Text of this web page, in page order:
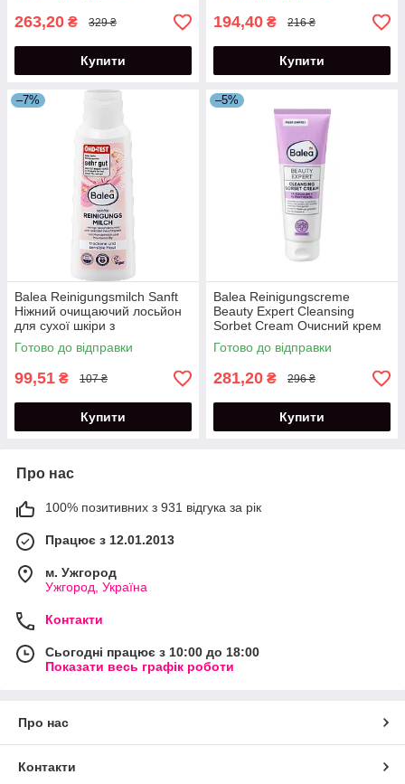
263,20 ₴ 329 ₴
Купити
194,40 ₴ 216 ₴
Купити
–7%
Balea Reinigungsmilch Sanft
Ніжний очищаючий лосьйон
для сухої шкіри з
провітаміном В5 200 мл
Готово до відправки
99,51 ₴ 107 ₴
Купити
–5%
Balea Reinigungscreme
Beauty Expert Cleansing
Sorbet Cream Очисний крем
сорбет для обличчя 125 мл
Готово до відправки
281,20 ₴ 296 ₴
Купити
Про нас
100% позитивних з 931 відгука за рік
Працює з 12.01.2013
м. Ужгород
Ужгород, Україна
Контакти
Сьогодні працює з 10:00 до 18:00
Показати весь графік роботи
Про нас
Контакти